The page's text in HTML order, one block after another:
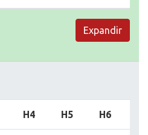
Expandir
H4 H5 H6